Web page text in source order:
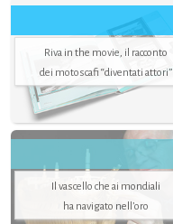
Riva in the movie, il racconto
dei motoscafi “diventati attori”
Il vascello che ai mondiali
ha navigato nell’oro